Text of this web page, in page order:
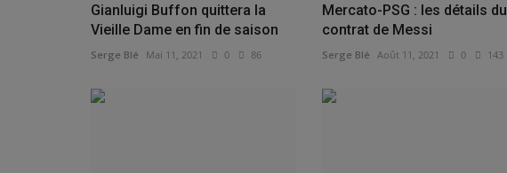
Gianluigi Buffon quittera la
Vieille Dame en fin de saison
Serge Blé Mai 11, 2021 0 86
Mercato-PSG : les détails du
contrat de Messi
Serge Blé Août 11, 2021 0 143